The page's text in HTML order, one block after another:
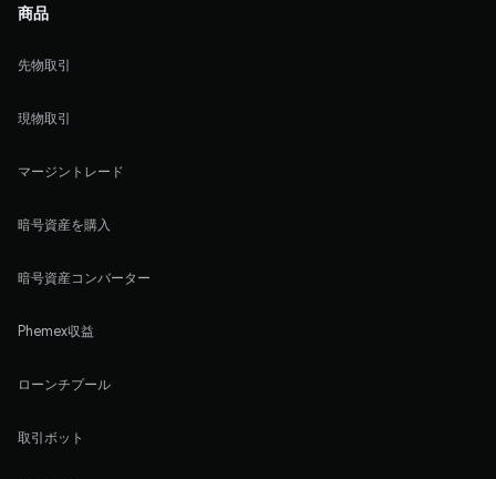
商品
先物取引
現物取引
マージントレード
暗号資産を購入
暗号資産コンバーター
Phemex収益
ローンチプール
取引ボット